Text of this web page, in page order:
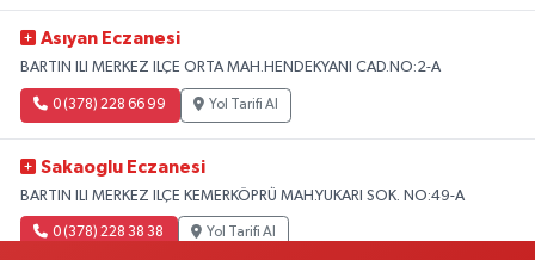
Asıyan Eczanesi
BARTIN ILI MERKEZ ILÇE ORTA MAH.HENDEKYANI CAD.NO:2-A
0 (378) 228 66 99 Yol Tarifi Al
Sakaoglu Eczanesi
BARTIN ILI MERKEZ ILÇE KEMERKÖPRÜ MAH.YUKARI SOK. NO:49-A
0 (378) 228 38 38 Yol Tarifi Al